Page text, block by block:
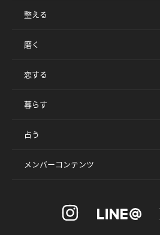
整える
磨く
恋する
暮らす
占う
メンバーコンテンツ